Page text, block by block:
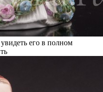
его в полном